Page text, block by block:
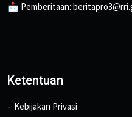
📩 Pemberitaan:
Ketentuan
Kebijakan Privasi